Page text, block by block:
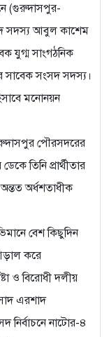
(গুরুদাসপুর-
সদস্য আবুল কাশেম
যুগ্ম সাংগঠনিক
সাবেক সংসদ সদস্য।
মনোনয়ন
পৌরসদরের
তিনি প্রার্থীতার
অর্ধশতাধীক
বেশ কিছুদিন
করে
ও বিরোধী দলীয়
এরশাদ
নির্বাচনে নাটোর-৪